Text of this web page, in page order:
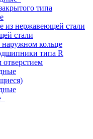
типа
нержавеющей стали
стали
кольце
типа R